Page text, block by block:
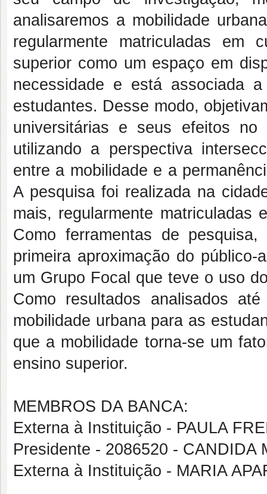
analisaremos a mobilidade
regularmente matriculadas em
superior como um espaço em
necessidade e está associada
estudantes. Desse modo,
universitárias e seus efeitos no
utilizando a perspectiva
entre a mobilidade e a
A pesquisa foi realizada na
mais, regularmente matriculadas
Como ferramentas de
primeira aproximação do
um Grupo Focal que teve o uso
Como resultados analisados
mobilidade urbana para as
que a mobilidade torna-se um
ensino superior.
MEMBROS DA BANCA:
Externa à Instituição - PAULA
Presidente - 2086520 - CANDIDA
Externa à Instituição - MARIA